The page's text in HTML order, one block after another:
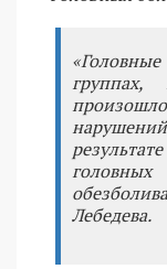
Лебедева.